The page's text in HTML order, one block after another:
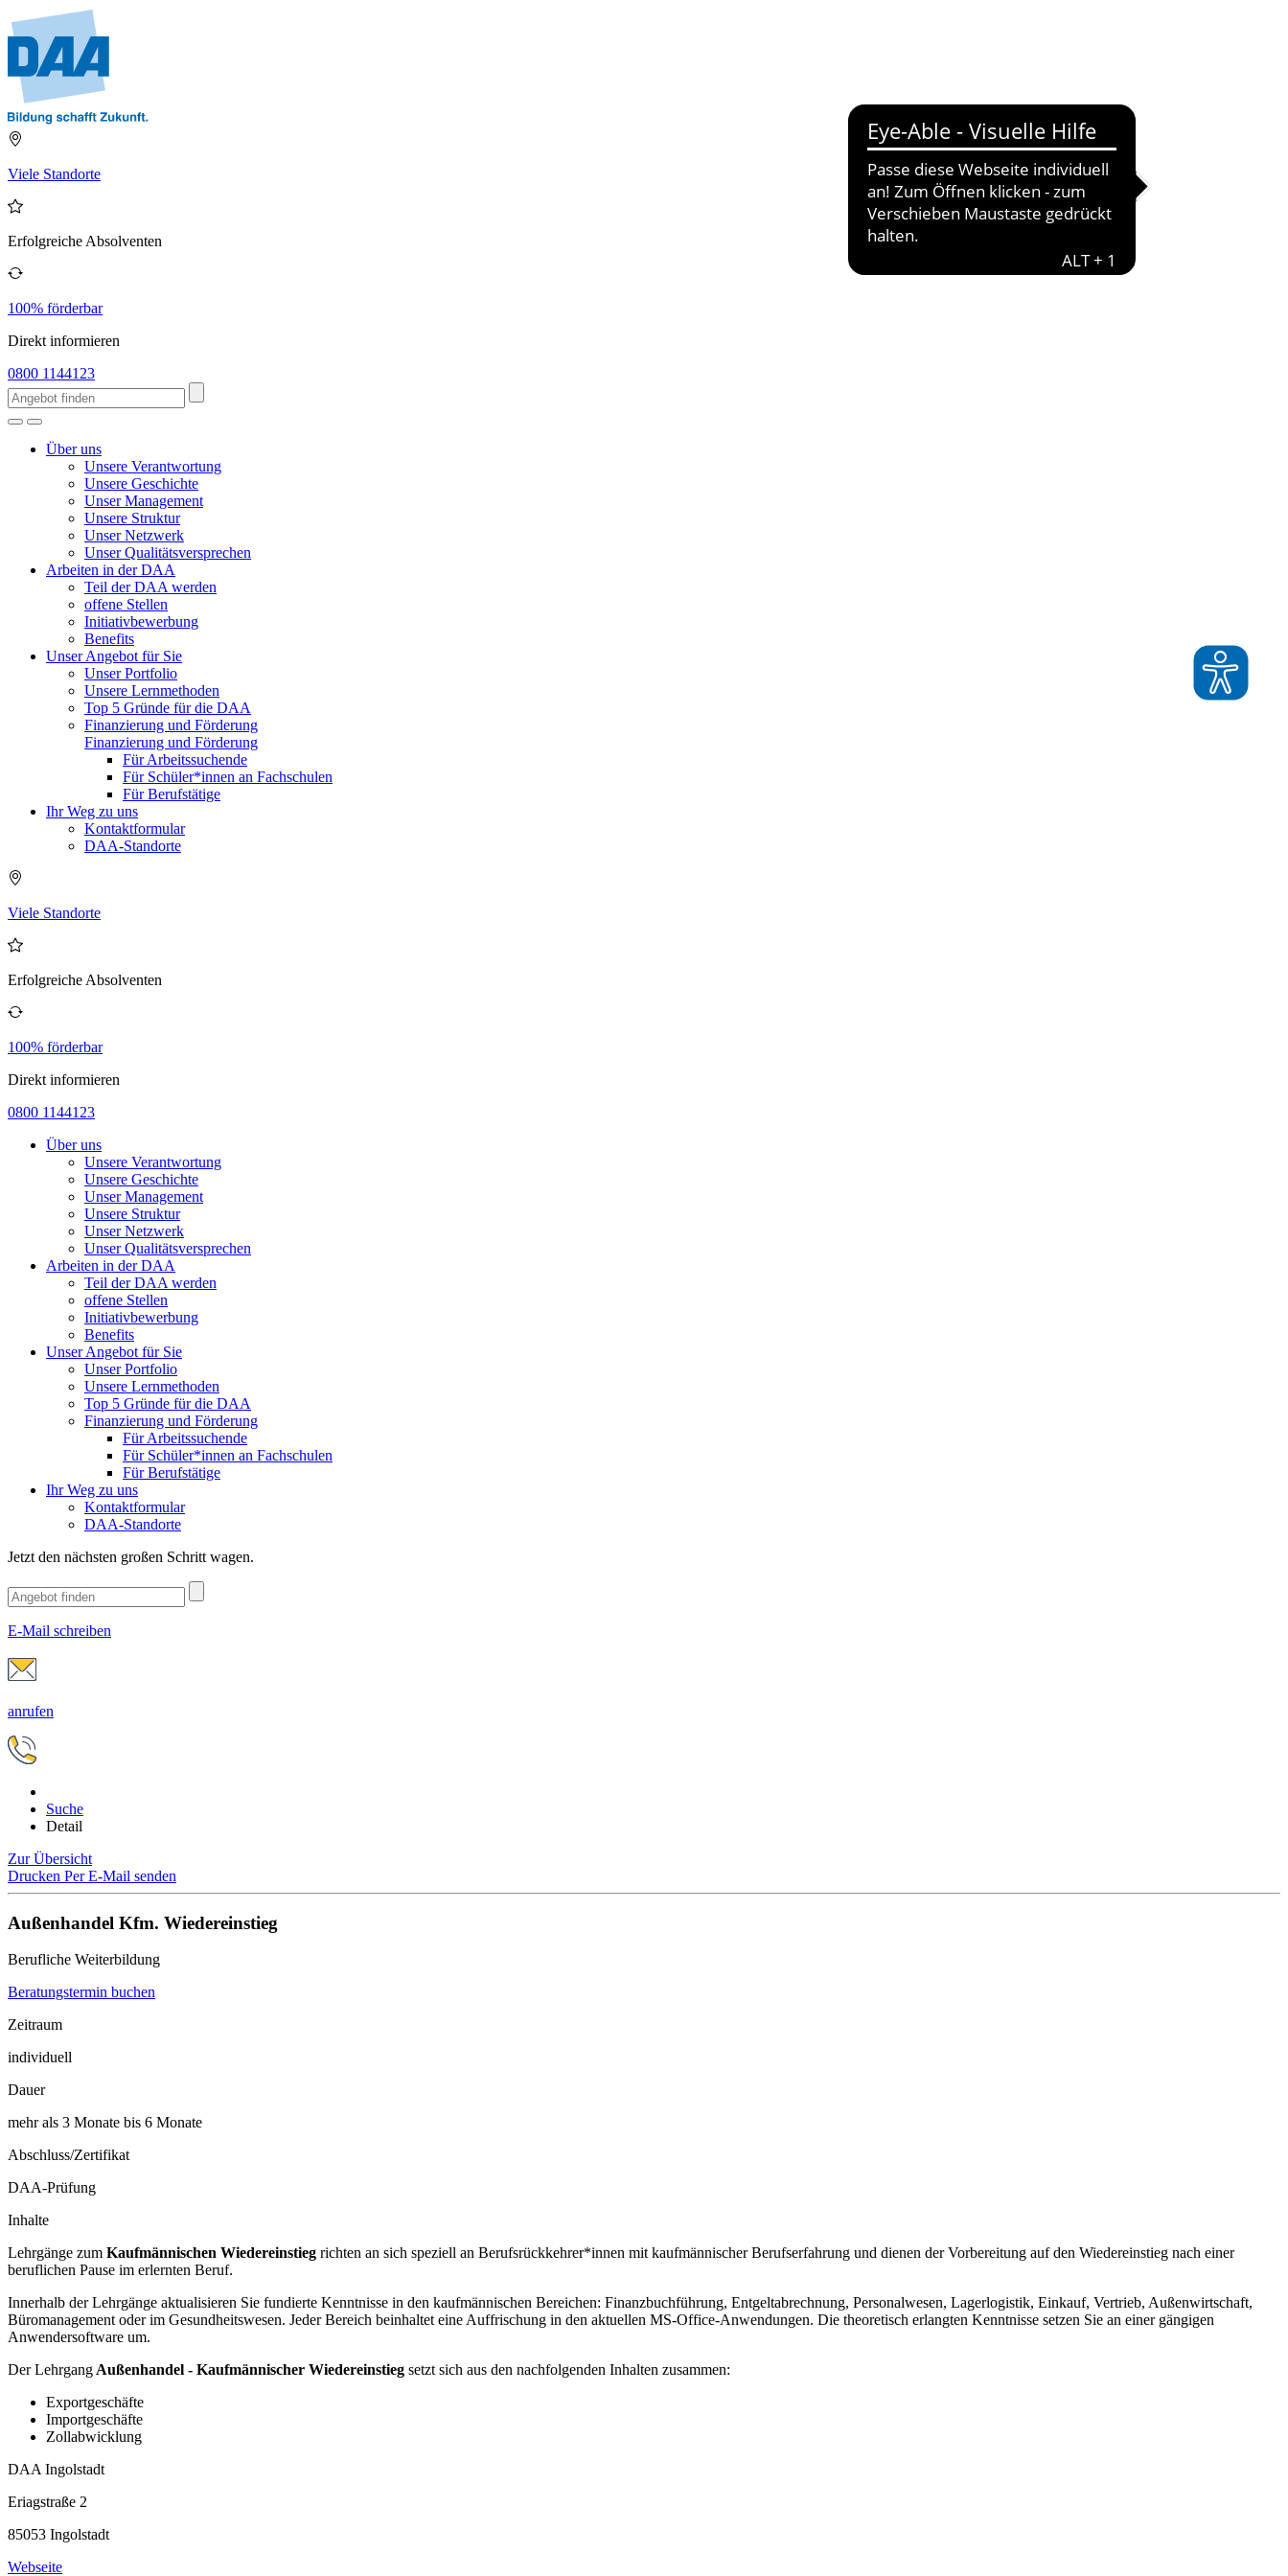
Viele Standorte
Erfolgreiche Absolventen
100% förderbar
Direkt informieren
0800 1144123
Über uns
Unsere Verantwortung
Unsere Geschichte
Unser Management
Unsere Struktur
Unser Netzwerk
Unser Qualitätsversprechen
Arbeiten in der DAA
Teil der DAA werden
offene Stellen
Initiativbewerbung
Benefits
Unser Angebot für Sie
Unser Portfolio
Unsere Lernmethoden
Top 5 Gründe für die DAA
Finanzierung und Förderung
Finanzierung und Förderung
Für Arbeitssuchende
Für Schüler*innen an Fachschulen
Für Berufstätige
Ihr Weg zu uns
Kontaktformular
DAA-Standorte
Viele Standorte
Erfolgreiche Absolventen
100% förderbar
Direkt informieren
0800 1144123
Über uns
Unsere Verantwortung
Unsere Geschichte
Unser Management
Unsere Struktur
Unser Netzwerk
Unser Qualitätsversprechen
Arbeiten in der DAA
Teil der DAA werden
offene Stellen
Initiativbewerbung
Benefits
Unser Angebot für Sie
Unser Portfolio
Unsere Lernmethoden
Top 5 Gründe für die DAA
Finanzierung und Förderung
Für Arbeitssuchende
Für Schüler*innen an Fachschulen
Für Berufstätige
Ihr Weg zu uns
Kontaktformular
DAA-Standorte
Jetzt den nächsten großen Schritt wagen.
E-Mail schreiben
anrufen
Suche
Detail
Zur Übersicht
Drucken Per E-Mail senden
Außenhandel Kfm. Wiedereinstieg
Berufliche Weiterbildung
Beratungstermin buchen
Zeitraum
individuell
Dauer
mehr als 3 Monate bis 6 Monate
Abschluss/Zertifikat
DAA-Prüfung
Inhalte
Lehrgänge zum Kaufmännischen Wiedereinstieg richten an sich speziell an Berufsrückkehrer*innen mit kaufmännischer Berufserfahrung und dienen der Vorbereitung auf den Wiedereinstieg nach einer
beruflichen Pause im erlernten Beruf.
Innerhalb der Lehrgänge aktualisieren Sie fundierte Kenntnisse in den kaufmännischen Bereichen: Finanzbuchführung, Entgeltabrechnung, Personalwesen, Lagerlogistik, Einkauf, Vertrieb, Außenwirtschaft,
Büromanagement oder im Gesundheitswesen. Jeder Bereich beinhaltet eine Auffrischung in den aktuellen MS-Office-Anwendungen. Die theoretisch erlangten Kenntnisse setzen Sie an einer gängigen
Anwendersoftware um.
Der LehrgangAußenhandel - Kaufmännischer Wiedereinstieg setzt sich aus den nachfolgenden Inhalten zusammen:
Exportgeschäfte
Importgeschäfte
Zollabwicklung
DAA Ingolstadt
Eriagstraße 2
85053 Ingolstadt
Webseite